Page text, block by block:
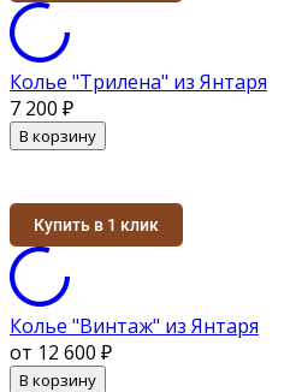
Колье "Трилена" из Янтаря
7 200 ₽
В корзину
Купить в 1 клик
Колье "Винтаж" из Янтаря
от 12 600 ₽
В корзину